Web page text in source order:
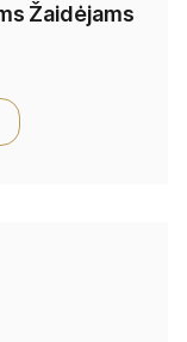
Žaidėjams